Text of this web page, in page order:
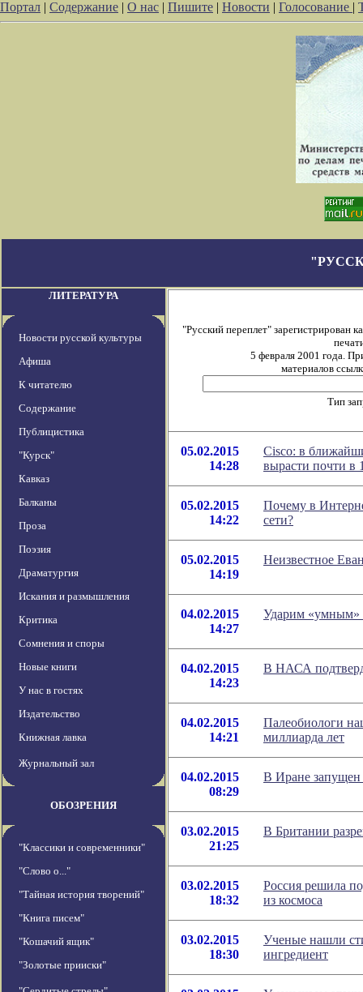
Портал | Содержание | О нас | Пишите | Новости | Голосование |
ЛИТЕРАТУРА
Новости русской культуры
Афиша
К читателю
Содержание
Публицистика
"Курск"
Кавказ
Балканы
Проза
Поэзия
Драматургия
Искания и размышления
Критика
Сомнения и споры
Новые книги
У нас в гостях
Издательство
Книжная лавка
Журнальный зал
ОБОЗРЕНИЯ
"Классики и современники"
"Слово о..."
"Тайная история творений"
"Книга писем"
"Кошачий ящик"
"Золотые прииски"
"Русский переплет" зарегистрирован
5 февраля 2001 года.
материалов
Тип
05.02.2015
14:28
Cisco: в
вырасти почти в
05.02.2015
14:22
Почему в
сети?
05.02.2015
14:19
Неизвестное
04.02.2015
14:27
Ударим «умным»
04.02.2015
14:23
В НАСА
04.02.2015
14:21
Палеобиологи
миллиарда лет
04.02.2015
08:29
В Иране
03.02.2015
21:25
В Британии
03.02.2015
18:32
Россия решила
из космоса
03.02.2015
18:30
Ученые нашли
ингредиент